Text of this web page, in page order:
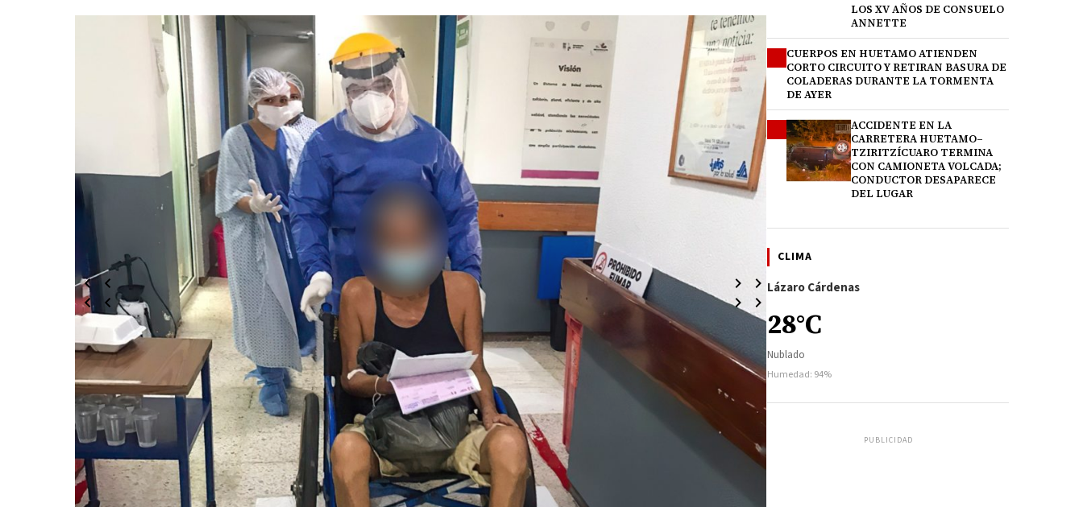
LOS XV AÑOS DE CONSUELO
ANNETTE
CUERPOS EN HUETAMO ATIENDEN
CORTO CIRCUITO Y RETIRAN BASURA DE
COLADERAS DURANTE LA TORMENTA
DE AYER
ACCIDENTE EN LA
CARRETERA HUETAMO–
TZIRITZÍCUARO TERMINA
CON CAMIONETA VOLCADA;
CONDUCTOR DESAPARECE
DEL LUGAR
CLIMA
Lázaro Cárdenas
28°C
Nublado
Humedad: 94%
PUBLICIDAD